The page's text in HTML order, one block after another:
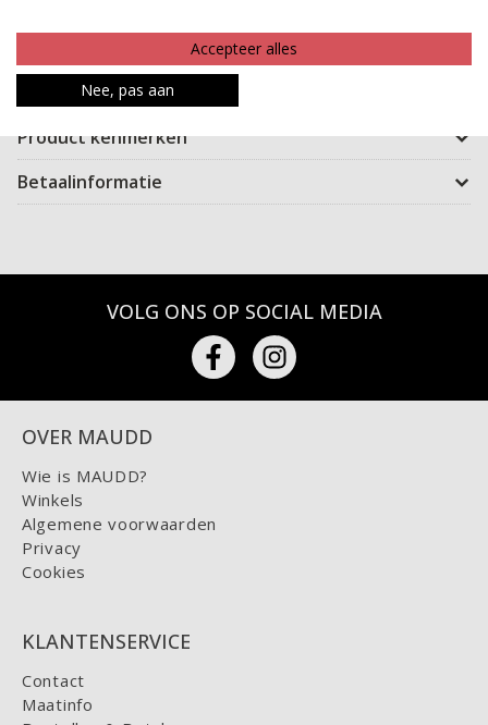
plezier van deze longtop. Door de kortere lengte van
de longtop kan ze bij iedereen verschillend vallen.
Welke stijl past bij jou?
Product kenmerken
Betaalinformatie
VOLG ONS OP SOCIAL MEDIA
OVER MAUDD
Wie is MAUDD?
Winkels
Algemene voorwaarden
Privacy
Cookies
KLANTENSERVICE
Contact
Maatinfo
Accepteer alles
Nee, pas aan